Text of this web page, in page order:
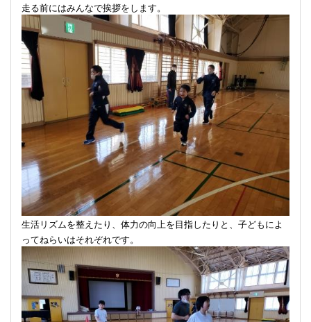
走る前にはみんなで挨拶をします。
生活リズムを整えたり、体力の向上を目指したりと、子どもによ
ってねらいはそれぞれです。